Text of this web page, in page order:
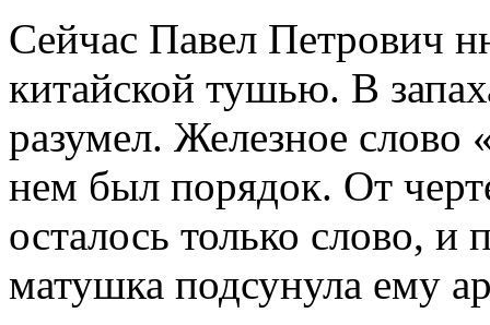
Сейчас Павел Петрович
китайской тушью. В
разумел. Железное
нем был порядок. От
осталось только слово,
матушка подсунула ему